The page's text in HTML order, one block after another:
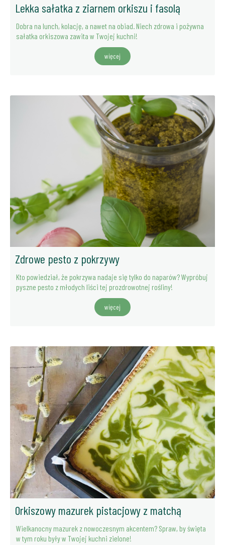
Lekka sałatka z ziarnem orkiszu i fasolą
Dobra na lunch, kolację, a nawet na obiad. Niech zdrowa i pożywna
sałatka orkiszowa zawita w Twojej kuchni!
więcej
Zdrowe pesto z pokrzywy
Kto powiedział, że pokrzywa nadaje się tylko do naparów? Wypróbuj
pyszne pesto z młodych liści tej prozdrowotnej rośliny!
więcej
Orkiszowy mazurek pistacjowy z matchą
Wielkanocny mazurek z nowoczesnym akcentem? Spraw, by święta
w tym roku były w Twojej kuchni zielone!